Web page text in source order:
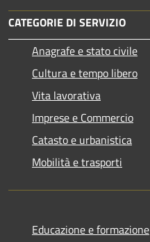
CATEGORIE DI SERVIZIO
Anagrafe e stato civile
Cultura e tempo libero
Vita lavorativa
Imprese e Commercio
Catasto e urbanistica
Mobilità e trasporti
Educazione e formazione